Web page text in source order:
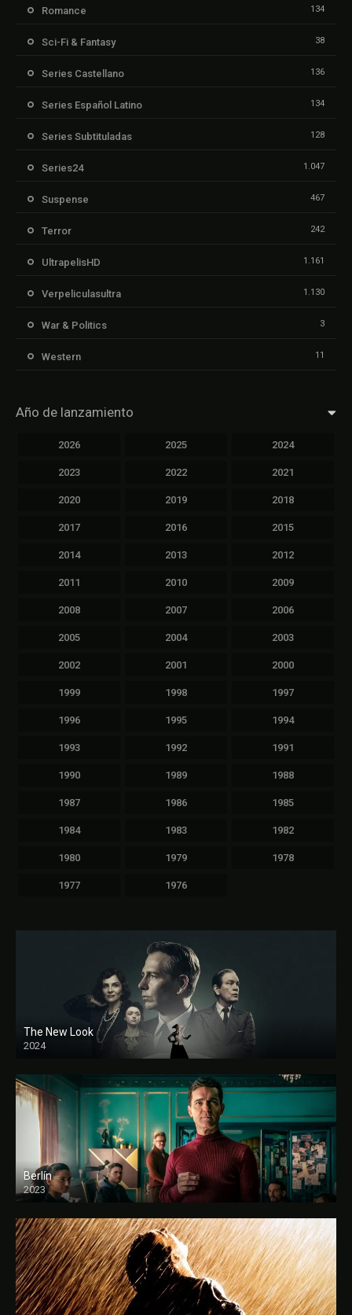
Romance 134
Sci-Fi & Fantasy 38
Series Castellano 136
Series Español Latino 134
Series Subtituladas 128
Series24 1.047
Suspense 467
Terror 242
UltrapelisHD 1.161
Verpeliculasultra 1.130
War & Politics 3
Western 11
Año de lanzamiento
2026 2025 2024
2023 2022 2021
2020 2019 2018
2017 2016 2015
2014 2013 2012
2011 2010 2009
2008 2007 2006
2005 2004 2003
2002 2001 2000
1999 1998 1997
1996 1995 1994
1993 1992 1991
1990 1989 1988
1987 1986 1985
1984 1983 1982
1980 1979 1978
1977 1976
The New Look
2024
Berlín
2023